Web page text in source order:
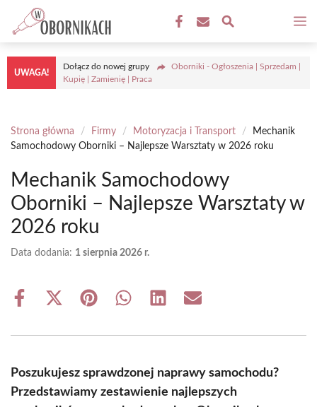
Przejdź
treści
UWAGA!
Dołącz do nowej grupy
Oborniki - Ogłoszenia | Sprzedam |
Kupię | Zamienię | Praca
Strona główna / Firmy / Motoryzacja i Transport /
Mechanik
Samochodowy Oborniki – Najlepsze Warsztaty w 2026 roku
Mechanik Samochodowy
Oborniki – Najlepsze Warsztaty w
2026 roku
Data dodania: 1 sierpnia 2026 r.
Share
Share
(Twitter)
Share Share Share Share
Poszukujesz sprawdzonej naprawy samochodu?
Przedstawiamy zestawienie najlepszych